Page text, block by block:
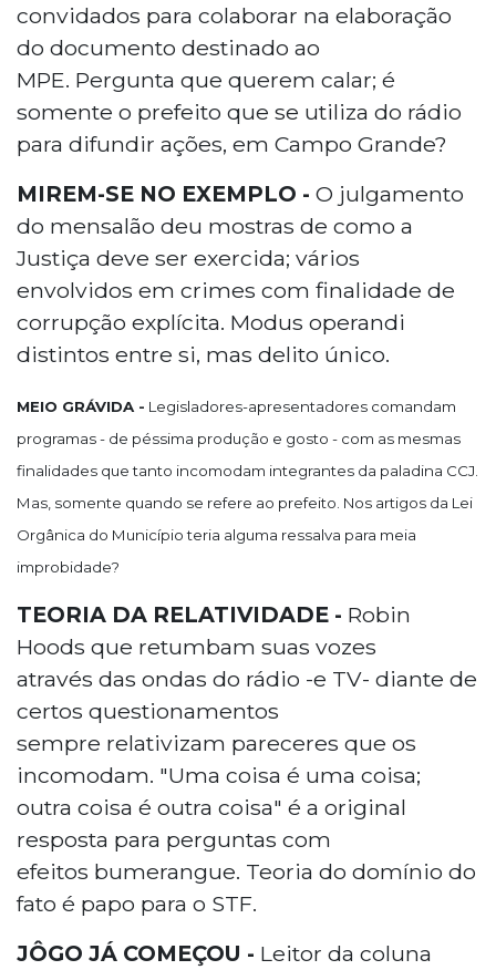
convidados para colaborar na elaboração
do documento destinado ao
MPE. Pergunta que querem calar; é
somente o prefeito que se utiliza do rádio
para difundir ações, em Campo Grande?
MIREM-SE NO EXEMPLO - O julgamento
do mensalão deu mostras de como a
Justiça deve ser exercida; vários
envolvidos em crimes com finalidade de
corrupção explícita. Modus operandi
distintos entre si, mas delito único.
MEIO GRÁVIDA - Legisladores-apresentadores comandam
programas - de péssima produção e gosto - com as mesmas
finalidades que tanto incomodam integrantes da paladina CCJ.
Mas, somente quando se refere ao prefeito. Nos artigos da Lei
Orgânica do Município teria alguma ressalva para meia
improbidade?
TEORIA DA RELATIVIDADE - Robin
Hoods que retumbam suas vozes
através das ondas do rádio -e TV- diante de
certos questionamentos
sempre relativizam pareceres que os
incomodam. "Uma coisa é uma coisa;
outra coisa é outra coisa" é a original
resposta para perguntas com
efeitos bumerangue. Teoria do domínio do
fato é papo para o STF.
JÔGO JÁ COMEÇOU - Leitor da coluna